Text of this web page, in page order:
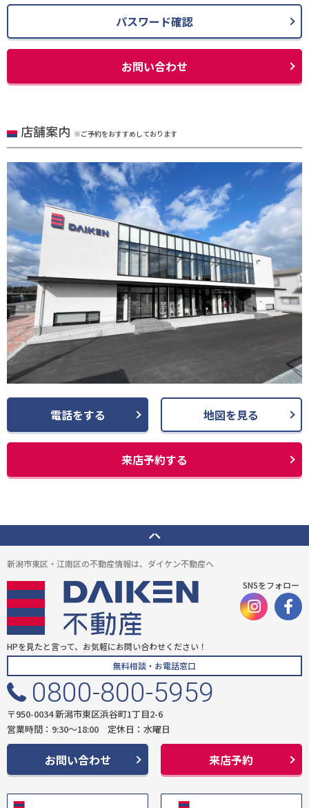
パスワード確認
お問い合わせ
店舗案内 ※ご予約をおすすめしております
電話をする 地図を見る
来店予約する
新潟市東区・江南区の不動産情報は、ダイケン不動産へ
SNSをフォロー
HPを見たと言って、お気軽にお問い合わせください！
無料相談・お電話窓口
0800-800-5959
〒950-0034 新潟市東区浜谷町1丁目2-6
営業時間：9:30〜18:00 定休日：水曜日
お問い合わせ 来店予約